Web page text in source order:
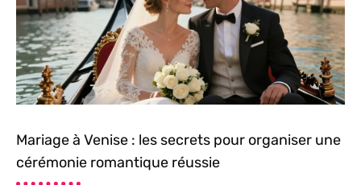
Mariage à Venise : les secrets pour organiser une
cérémonie romantique réussie